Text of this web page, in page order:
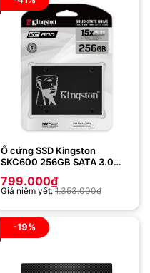
Ổ cứng SSD Kingston
SKC600 256GB SATA 3.0
799.000₫
Giá niêm yết:1.353.000₫
-19%